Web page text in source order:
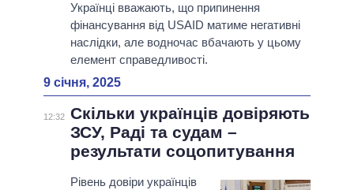
Українці вважають, що припинення
фінансування від USAID матиме негативні
наслідки, але водночас вбачають у цьому
елемент справедливості.
9 січня, 2025
12:32 Скільки українців довіряють
ЗСУ, Раді та судам –
результати соцопитування
Рівень довіри українців